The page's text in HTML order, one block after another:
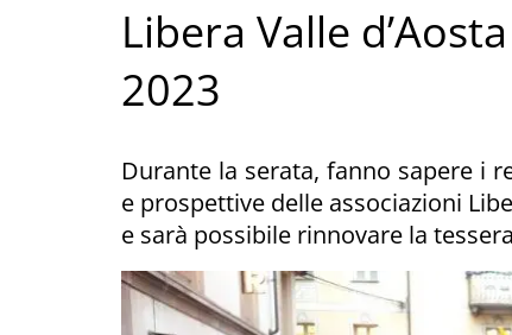
Libera Valle
2023
Durante la serata, fanno sapere i
e prospettive delle associazioni
e sarà possibile rinnovare la